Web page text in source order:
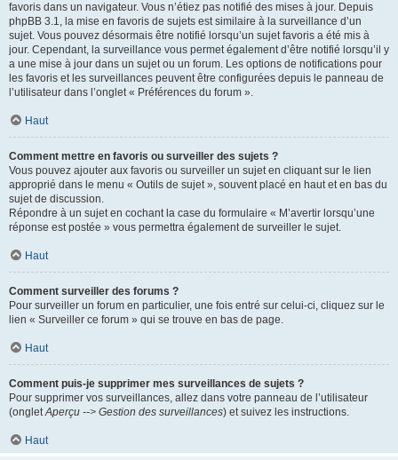
favoris dans un navigateur. Vous n’étiez pas notifié des mises à jour. Depuis
phpBB 3.1, la mise en favoris de sujets est similaire à la surveillance d’un
sujet. Vous pouvez désormais être notifié lorsqu’un sujet favoris a été mis à
jour. Cependant, la surveillance vous permet également d’être notifié lorsqu’il y
a une mise à jour dans un sujet ou un forum. Les options de notifications pour
les favoris et les surveillances peuvent être configurées depuis le panneau de
l’utilisateur dans l’onglet « Préférences du forum ».
Haut
Comment mettre en favoris ou surveiller des sujets ?
Vous pouvez ajouter aux favoris ou surveiller un sujet en cliquant sur le lien
approprié dans le menu « Outils de sujet », souvent placé en haut et en bas du
sujet de discussion.
Répondre à un sujet en cochant la case du formulaire « M’avertir lorsqu’une
réponse est postée » vous permettra également de surveiller le sujet.
Haut
Comment surveiller des forums ?
Pour surveiller un forum en particulier, une fois entré sur celui-ci, cliquez sur le
lien « Surveiller ce forum » qui se trouve en bas de page.
Haut
Comment puis-je supprimer mes surveillances de sujets ?
Pour supprimer vos surveillances, allez dans votre panneau de l’utilisateur
(ongletAperçu --> Gestion des surveillances) et suivez les instructions.
Haut